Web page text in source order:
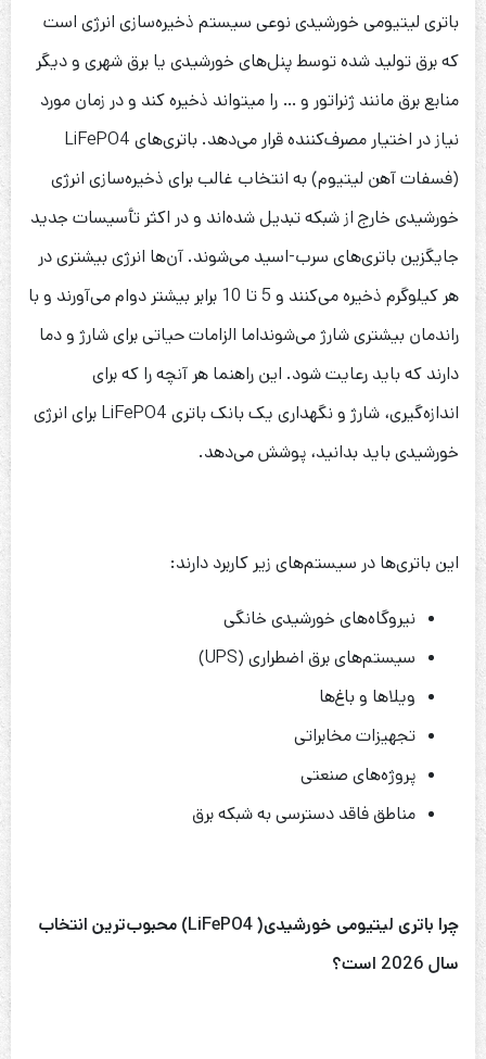
باتری لیتیومی خورشیدی نوعی سیستم ذخیره‌سازی انرژی است
که برق تولید شده توسط پنل‌های خورشیدی یا برق شهری و دیگر
منابع برق مانند ژنراتور و … را میتواند ذخیره کند و در زمان مورد
نیاز در اختیار مصرف‌کننده قرار می‌دهد. باتری‌های LiFePO4
(فسفات آهن لیتیوم) به انتخاب غالب برای ذخیره‌سازی انرژی
خورشیدی خارج از شبکه تبدیل شده‌اند و در اکثر تأسیسات جدید
جایگزین باتری‌های سرب-اسید می‌شوند. آن‌ها انرژی بیشتری در
هر کیلوگرم ذخیره می‌کنند و 5 تا 10 برابر بیشتر دوام می‌آورند و با
راندمان بیشتری شارژ می‌شونداما الزامات حیاتی برای شارژ و دما
دارند که باید رعایت شود. این راهنما هر آنچه را که برای
اندازه‌گیری، شارژ و نگهداری یک بانک باتری LiFePO4 برای انرژی
خورشیدی باید بدانید، پوشش می‌دهد.
این باتری‌ها در سیستم‌های زیر کاربرد دارند:
نیروگاه‌های خورشیدی خانگی
سیستم‌های برق اضطراری (UPS)
ویلاها و باغ‌ها
تجهیزات مخابراتی
پروژه‌های صنعتی
مناطق فاقد دسترسی به شبکه برق
چرا باتری لیتیومی خورشیدی( ) محبوب‌ترین انتخاب
سال 2026 است؟